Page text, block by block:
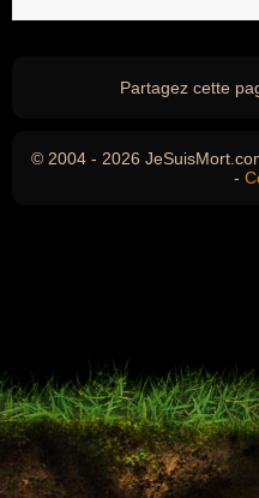
Partagez cette
© 2004 - 2026
-